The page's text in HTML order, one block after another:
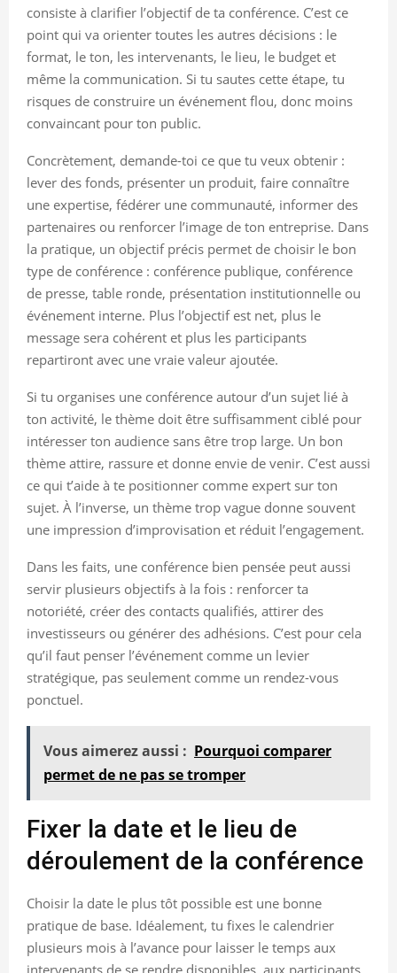
consiste à clarifier l’objectif de ta conférence. C’est ce
point qui va orienter toutes les autres décisions : le
format, le ton, les intervenants, le lieu, le budget et
même la communication. Si tu sautes cette étape, tu
risques de construire un événement flou, donc moins
convaincant pour ton public.
Concrètement, demande-toi ce que tu veux obtenir :
lever des fonds, présenter un produit, faire connaître
une expertise, fédérer une communauté, informer des
partenaires ou renforcer l’image de ton entreprise. Dans
la pratique, un objectif précis permet de choisir le bon
type de conférence : conférence publique, conférence
de presse, table ronde, présentation institutionnelle ou
événement interne. Plus l’objectif est net, plus le
message sera cohérent et plus les participants
repartiront avec une vraie valeur ajoutée.
Si tu organises une conférence autour d’un sujet lié à
ton activité, le thème doit être suffisamment ciblé pour
intéresser ton audience sans être trop large. Un bon
thème attire, rassure et donne envie de venir. C’est aussi
ce qui t’aide à te positionner comme expert sur ton
sujet. À l’inverse, un thème trop vague donne souvent
une impression d’improvisation et réduit l’engagement.
Dans les faits, une conférence bien pensée peut aussi
servir plusieurs objectifs à la fois : renforcer ta
notoriété, créer des contacts qualifiés, attirer des
investisseurs ou générer des adhésions. C’est pour cela
qu’il faut penser l’événement comme un levier
stratégique, pas seulement comme un rendez-vous
ponctuel.
Vous aimerez aussi : Pourquoi comparer
permet de ne pas se tromper
Fixer la date et le lieu de
déroulement de la conférence
Choisir la date le plus tôt possible est une bonne
pratique de base. Idéalement, tu fixes le calendrier
plusieurs mois à l’avance pour laisser le temps aux
intervenants de se rendre disponibles, aux participants